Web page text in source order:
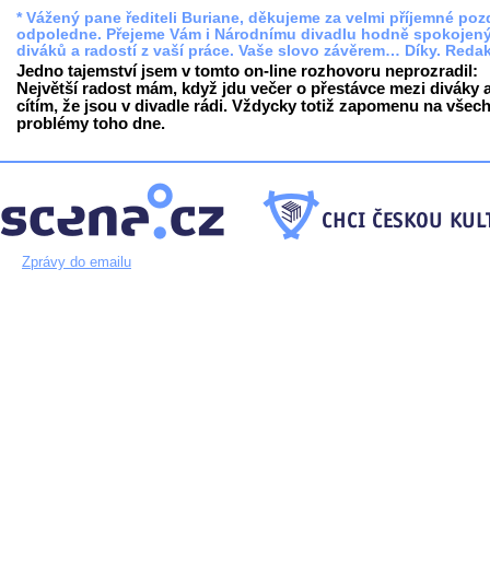
* Vážený pane řediteli Buriane, děkujeme za velmi příjemné
odpoledne. Přejeme Vám i Národnímu divadlu hodně
diváků a radostí z vaší práce. Vaše slovo závěrem… Díky.
Jedno tajemství jsem v tomto on-line rozhovoru neprozradil:
Největší radost mám, když jdu večer o přestávce mezi diváky
cítím, že jsou v divadle rádi. Vždycky totiž zapomenu na
problémy toho dne.
Zprávy do emailu